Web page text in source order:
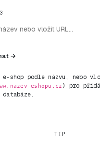
→
shop podle názvu, nebo
eshopu.cz) pro
databáze.
TIP